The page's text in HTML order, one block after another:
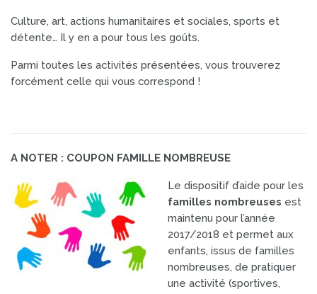
Culture, art, actions humanitaires et sociales, sports et
détente… Il y en a pour tous les goûts.
Parmi toutes les activités présentées, vous trouverez
forcément celle qui vous correspond !
A NOTER : COUPON FAMILLE NOMBREUSE
Le dispositif d’aide pour les
familles nombreuses est
maintenu pour l’année
2017/2018 et permet aux
enfants, issus de familles
nombreuses, de pratiquer
une activité (sportives,